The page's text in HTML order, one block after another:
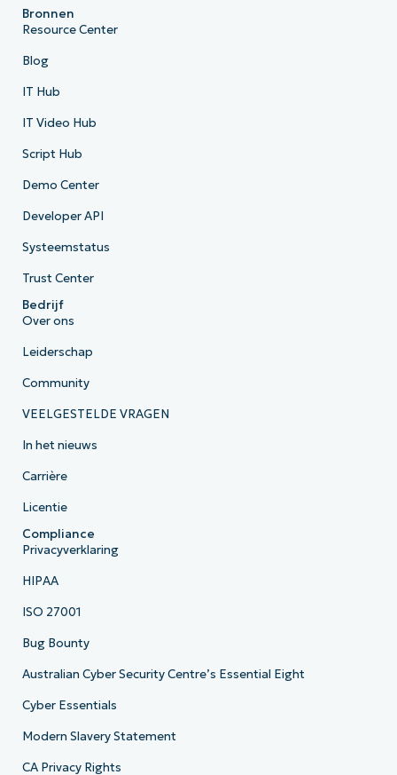
Bronnen
Resource Center
Blog
IT Hub
IT Video Hub
Script Hub
Demo Center
Developer API
Systeemstatus
Trust Center
Bedrijf
Over ons
Leiderschap
Community
VEELGESTELDE VRAGEN
In het nieuws
Carrière
Licentie
Compliance
Privacyverklaring
HIPAA
ISO 27001
Bug Bounty
Australian Cyber Security Centre’s Essential Eight
Cyber Essentials
Modern Slavery Statement
CA Privacy Rights